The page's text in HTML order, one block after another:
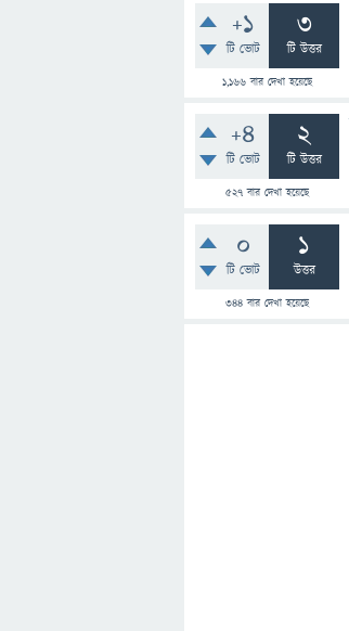
+1
টি ভোট
3
টি উত্তর
1,166 বার দেখা হয়েছে
+4
টি ভোট
2
টি উত্তর
527 বার দেখা হয়েছে
0
টি ভোট
1
উত্তর
344 বার দেখা হয়েছে